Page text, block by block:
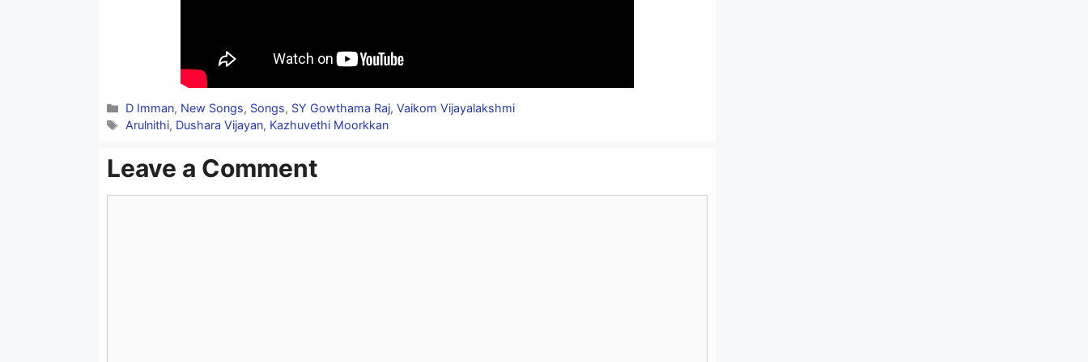
Categories
D Imman, New Songs, Songs, SY Gowthama Raj,Vaikom Vijayalakshmi
Tags
Arulnithi, Dushara Vijayan, Kazhuvethi Moorkkan
Leave a Comment